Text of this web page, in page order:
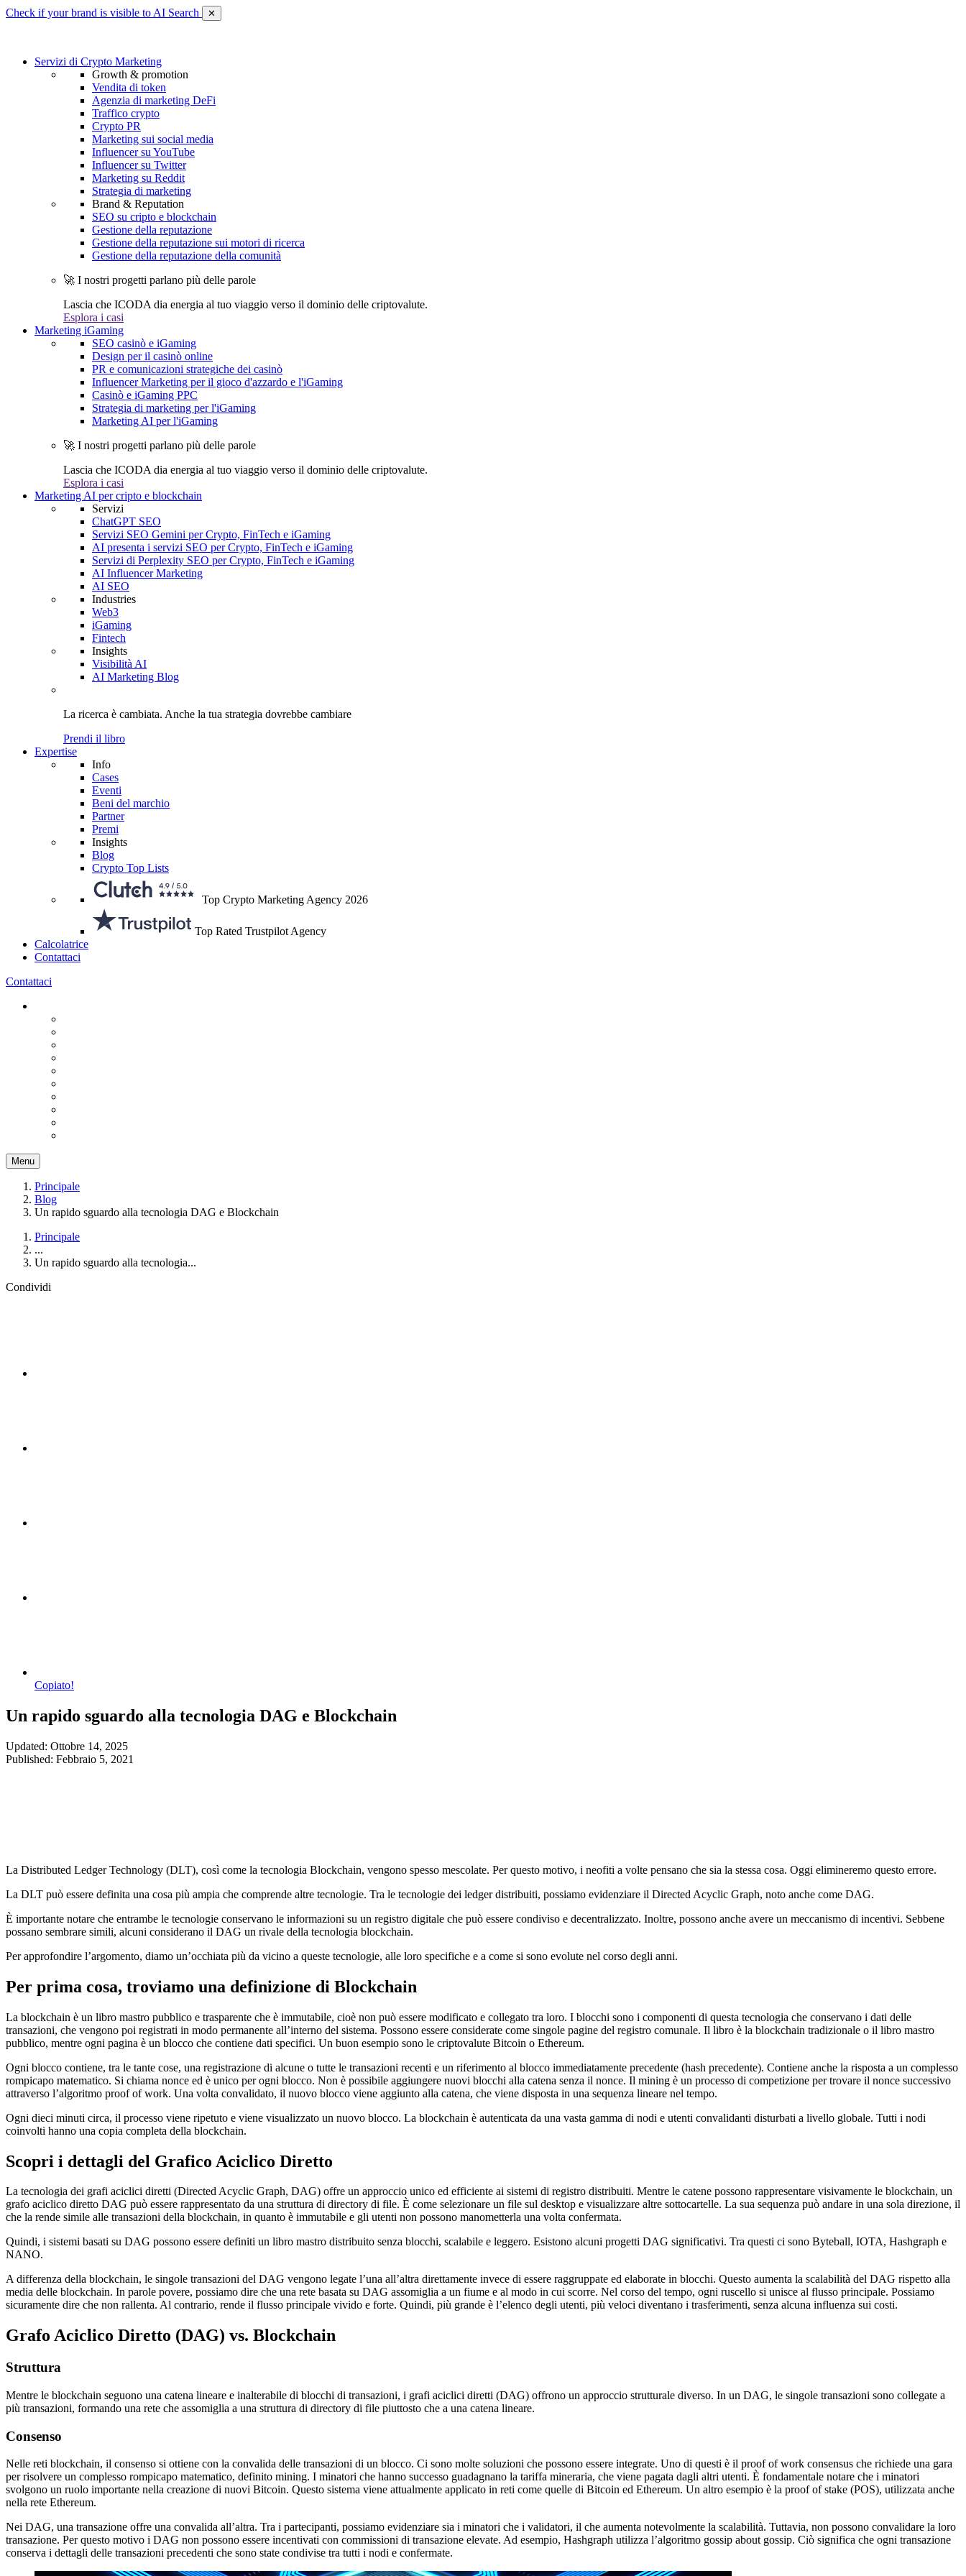
Check if your brand is visible to AI Search ✕
Servizi di Crypto Marketing
Growth & promotion
Vendita di token
Agenzia di marketing DeFi
Traffico crypto
Crypto PR
Marketing sui social media
Influencer su YouTube
Influencer su Twitter
Marketing su Reddit
Strategia di marketing
Brand & Reputation
SEO su cripto e blockchain
Gestione della reputazione
Gestione della reputazione sui motori di ricerca
Gestione della reputazione della comunità
🚀 I nostri progetti parlano più delle parole
Lascia che ICODA dia energia al tuo viaggio verso il dominio delle criptovalute.
Esplora i casi
Marketing iGaming
SEO casinò e iGaming
Design per il casinò online
PR e comunicazioni strategiche dei casinò
Influencer Marketing per il gioco d'azzardo e l'iGaming
Casinò e iGaming PPC
Strategia di marketing per l'iGaming
Marketing AI per l'iGaming
🚀 I nostri progetti parlano più delle parole
Lascia che ICODA dia energia al tuo viaggio verso il dominio delle criptovalute.
Esplora i casi
Marketing AI per cripto e blockchain
Servizi
ChatGPT SEO
Servizi SEO Gemini per Crypto, FinTech e iGaming
AI presenta i servizi SEO per Crypto, FinTech e iGaming
Servizi di Perplexity SEO per Crypto, FinTech e iGaming
AI Influencer Marketing
AI SEO
Industries
Web3
iGaming
Fintech
Insights
Visibilità AI
AI Marketing Blog
La ricerca è cambiata. Anche la tua strategia dovrebbe cambiare
Prendi il libro
Expertise
Info
Cases
Eventi
Beni del marchio
Partner
Premi
Insights
Blog
Crypto Top Lists
Top Crypto Marketing Agency 2026
Top Rated Trustpilot Agency
Calcolatrice
Contattaci
Contattaci
Menu
Principale
Blog
Un rapido sguardo alla tecnologia DAG e Blockchain
Principale
...
Un rapido sguardo alla tecnologia...
Condividi
Copiato!
Un rapido sguardo alla tecnologia DAG e Blockchain
Updated: Ottobre 14, 2025
Published: Febbraio 5, 2021
La Distributed Ledger Technology (DLT), così come la tecnologia Blockchain, vengono spesso mescolate. Per questo motivo, i neofiti a volte pensano che sia la stessa cosa. Oggi elimineremo questo errore.
La DLT può essere definita una cosa più ampia che comprende altre tecnologie. Tra le tecnologie dei ledger distribuiti, possiamo evidenziare il Directed Acyclic Graph, noto anche come DAG.
È importante notare che entrambe le tecnologie conservano le informazioni su un registro digitale che può essere condiviso e decentralizzato. Inoltre, possono anche avere un meccanismo di incentivi. Sebbene
possano sembrare simili, alcuni considerano il DAG un rivale della tecnologia blockchain.
Per approfondire l’argomento, diamo un’occhiata più da vicino a queste tecnologie, alle loro specifiche e a come si sono evolute nel corso degli anni.
Per prima cosa, troviamo una definizione di Blockchain
La blockchain è un libro mastro pubblico e trasparente che è immutabile, cioè non può essere modificato e collegato tra loro. I blocchi sono i componenti di questa tecnologia che conservano i dati delle
transazioni, che vengono poi registrati in modo permanente all’interno del sistema. Possono essere considerate come singole pagine del registro comunale. Il libro è la blockchain tradizionale o il libro mastro
pubblico, mentre ogni pagina è un blocco che contiene dati specifici. Un buon esempio sono le criptovalute Bitcoin o Ethereum.
Ogni blocco contiene, tra le tante cose, una registrazione di alcune o tutte le transazioni recenti e un riferimento al blocco immediatamente precedente (hash precedente). Contiene anche la risposta a un complesso
rompicapo matematico. Si chiama nonce ed è unico per ogni blocco. Non è possibile aggiungere nuovi blocchi alla catena senza il nonce. Il mining è un processo di competizione per trovare il nonce successivo
attraverso l’algoritmo proof of work. Una volta convalidato, il nuovo blocco viene aggiunto alla catena, che viene disposta in una sequenza lineare nel tempo.
Ogni dieci minuti circa, il processo viene ripetuto e viene visualizzato un nuovo blocco. La blockchain è autenticata da una vasta gamma di nodi e utenti convalidanti disturbati a livello globale. Tutti i nodi
coinvolti hanno una copia completa della blockchain.
Scopri i dettagli del Grafico Aciclico Diretto
La tecnologia dei grafi aciclici diretti (Directed Acyclic Graph, DAG) offre un approccio unico ed efficiente ai sistemi di registro distribuiti. Mentre le catene possono rappresentare visivamente le blockchain, un
grafo aciclico diretto DAG può essere rappresentato da una struttura di directory di file. È come selezionare un file sul desktop e visualizzare altre sottocartelle. La sua sequenza può andare in una sola direzione, il
che la rende simile alle transazioni della blockchain, in quanto è immutabile e gli utenti non possono manometterla una volta confermata.
Quindi, i sistemi basati su DAG possono essere definiti un libro mastro distribuito senza blocchi, scalabile e leggero. Esistono alcuni progetti DAG significativi. Tra questi ci sono Byteball, IOTA, Hashgraph e
NANO.
A differenza della blockchain, le singole transazioni del DAG vengono legate l’una all’altra direttamente invece di essere raggruppate ed elaborate in blocchi. Questo aumenta la scalabilità del DAG rispetto alla
media delle blockchain. In parole povere, possiamo dire che una rete basata su DAG assomiglia a un fiume e al modo in cui scorre. Nel corso del tempo, ogni ruscello si unisce al flusso principale. Possiamo
sicuramente dire che non rallenta. Al contrario, rende il flusso principale vivido e forte. Quindi, più grande è l’elenco degli utenti, più veloci diventano i trasferimenti, senza alcuna influenza sui costi.
Grafo Aciclico Diretto (DAG) vs. Blockchain
Struttura
Mentre le blockchain seguono una catena lineare e inalterabile di blocchi di transazioni, i grafi aciclici diretti (DAG) offrono un approccio strutturale diverso. In un DAG, le singole transazioni sono collegate a
più transazioni, formando una rete che assomiglia a una struttura di directory di file piuttosto che a una catena lineare.
Consenso
Nelle reti blockchain, il consenso si ottiene con la convalida delle transazioni di un blocco. Ci sono molte soluzioni che possono essere integrate. Uno di questi è il proof of work consensus che richiede una gara
per risolvere un complesso rompicapo matematico, definito mining. I minatori che hanno successo guadagnano la tariffa mineraria, che viene pagata dagli altri utenti. È fondamentale notare che i minatori
svolgono un ruolo importante nella creazione di nuovi Bitcoin. Questo sistema viene attualmente applicato in reti come quelle di Bitcoin ed Ethereum. Un altro esempio è la proof of stake (POS), utilizzata anche
nella rete Ethereum.
Nei DAG, una transazione offre una convalida all’altra. Tra i partecipanti, possiamo evidenziare sia i minatori che i validatori, il che aumenta notevolmente la scalabilità. Tuttavia, non possono convalidare la loro
transazione. Per questo motivo i DAG non possono essere incentivati con commissioni di transazione elevate. Ad esempio, Hashgraph utilizza l’algoritmo gossip about gossip. Ciò significa che ogni transazione
conserva i dettagli delle transazioni precedenti che sono state condivise tra tutti i nodi e confermate.